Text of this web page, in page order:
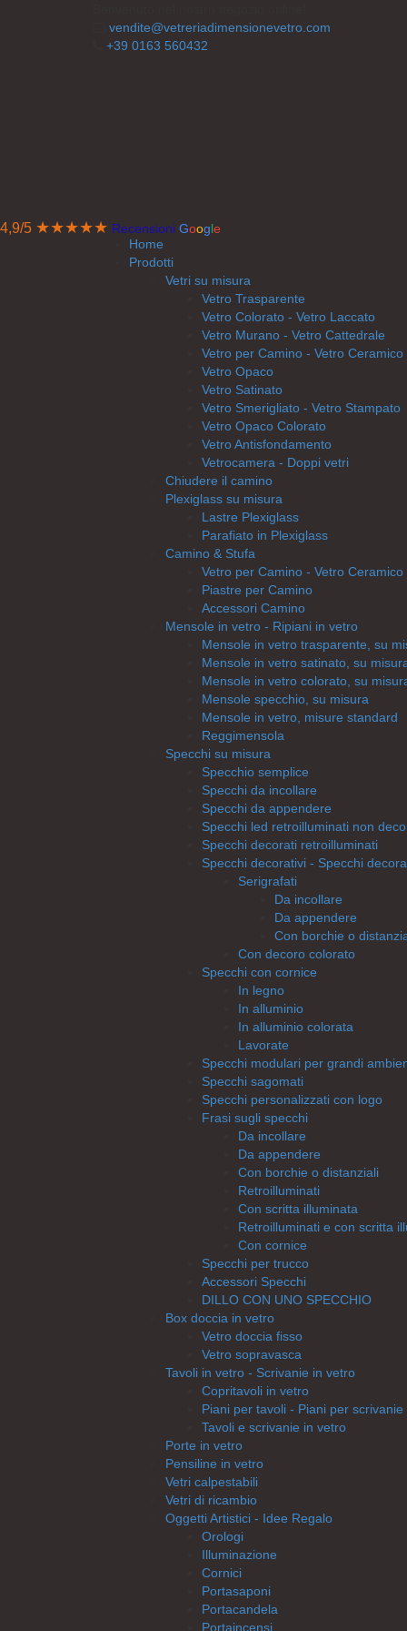
vendite@vetreriadimensionevetro.com
+39 0163 560432
4,9/5 ★★★★★ Recensioni Google
Home
Prodotti
Vetri su misura
Vetro Trasparente
Vetro Colorato - Vetro Laccato
Vetro Murano - Vetro Cattedrale
Vetro per Camino - Vetro Ceramico
Vetro Opaco
Vetro Satinato
Vetro Smerigliato - Vetro Stampato
Vetro Opaco Colorato
Vetro Antisfondamento
Vetrocamera - Doppi vetri
Chiudere il camino
Plexiglass su misura
Lastre Plexiglass
Parafiato in Plexiglass
Camino & Stufa
Vetro per Camino - Vetro Ceramico
Piastre per Camino
Accessori Camino
Mensole in vetro - Ripiani in vetro
Mensole in vetro trasparente, su
Mensole in vetro satinato, su
Mensole in vetro colorato, su
Mensole specchio, su misura
Mensole in vetro, misure standard
Reggimensola
Specchi su misura
Specchio semplice
Specchi da incollare
Specchi da appendere
Specchi led retroilluminati non
Specchi decorati retroilluminati
Specchi decorativi - Specchi
Serigrafati
Da incollare
Da appendere
Con borchie o
Con decoro colorato
Specchi con cornice
In legno
In alluminio
In alluminio colorata
Lavorate
Specchi modulari per grandi
Specchi sagomati
Specchi personalizzati con logo
Frasi sugli specchi
Da incollare
Da appendere
Con borchie o distanziali
Retroilluminati
Con scritta illuminata
Retroilluminati e con scritta
Con cornice
Specchi per trucco
Accessori Specchi
DILLO CON UNO SPECCHIO
Box doccia in vetro
Vetro doccia fisso
Vetro sopravasca
Tavoli in vetro - Scrivanie in vetro
Copritavoli in vetro
Piani per tavoli - Piani per scrivanie
Tavoli e scrivanie in vetro
Porte in vetro
Pensiline in vetro
Vetri calpestabili
Vetri di ricambio
Oggetti Artistici - Idee Regalo
Orologi
Illuminazione
Cornici
Portasaponi
Portacandela
Portaincensi